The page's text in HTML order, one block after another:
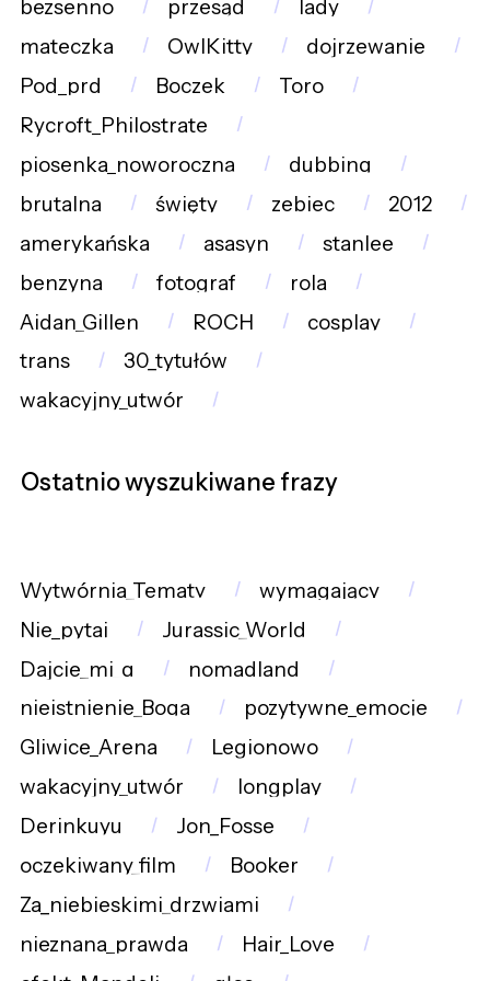
bezsenno przesąd
lady
mateczka
OwlKitty
dojrzewanie
Pod_prd
Boczek
Toro
Rycroft_Philostrate
piosenka_noworoczna
dubbing
brutalna
święty zebiec
2012
amerykańska
asasyn
stanlee
benzyna
fotograf
rola
Aidan_Gillen
ROCH
cosplay
trans
30_tytułów
wakacyjny_utwór
Ostatnio wyszukiwane frazy
Wytwórnia_Tematy
wymagający
Nie_pytaj
Jurassic_World
Dajcie_mi_g
nomadland
nieistnienie_Boga
pozytywne_emocje
Gliwice_Arena
Legionowo
wakacyjny_utwór
longplay
Derinkuyu
Jon_Fosse
oczekiwany_film
Booker
Za_niebieskimi_drzwiami
nieznana_prawda
Hair_Love